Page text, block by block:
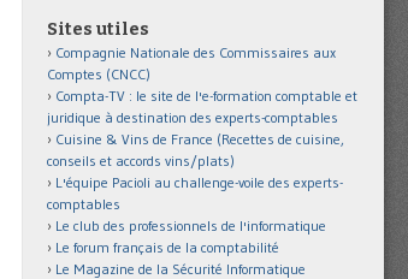
Sites utiles
Compagnie Nationale des Commissaires aux
Comptes (CNCC)
Compta-TV : le site de l'e-formation comptable et
juridique à destination des experts-comptables
Cuisine & Vins de France (Recettes de cuisine,
conseils et accords vins/plats)
L'équipe Pacioli au challenge-voile des experts-
comptables
Le club des professionnels de l'informatique
Le forum français de la comptabilité
Le Magazine de la Sécurité Informatique